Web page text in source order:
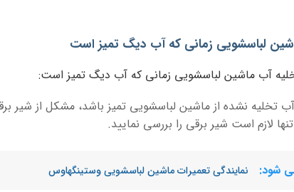
لباسشویی زمانی که آب دیگ تمیز است
آب ماشین لباسشویی زمانی که آب دیگ تمیز است:
تخلیه نشده از ماشین لباسشویی تمیز باشد، مشکل از شیر
لازم است شیر برقی را بررسی نمایید.
شود: نمایندگی تعمیرات ماشین لباسشویی وستینگهاوس